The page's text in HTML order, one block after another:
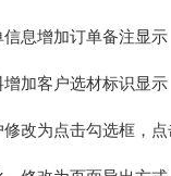
信息增加订单备注显示
增加客户选材标识显示
修改为点击勾选框，